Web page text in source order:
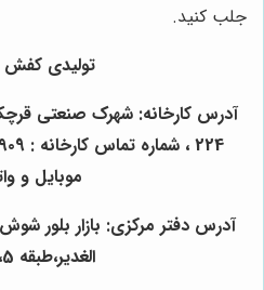
جلب کنید.
تولیدی
آدرس کارخانه: شهرک صنعتی
موبایل و
آدرس دفتر مرکزی: بازار بلور
الغدیر،طبقه 5،واحد 11